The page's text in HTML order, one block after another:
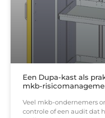
Een Dupa-kast als
mkb-
Veel mkb-ondernemers
controle of een audit dat